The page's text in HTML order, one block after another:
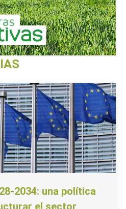
2034: una política
el sector